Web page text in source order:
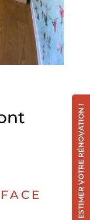
ESTIMER VOTRE RÉNOVATION !